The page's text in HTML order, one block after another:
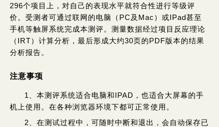
296个项目上，对自己的表现水平就符合性进行等级评
价。受测者可通过联网的电脑（PC及Mac）或iPad甚至
手机等触屏系统完成本测评。测量数据经过项目反应理论
（IRT）计算分析，最后形成大约30页的PDF版本的结果
分析报告。
注意事项
1、本测评系统适合电脑和iPAD，也适合大屏幕的手
机上使用。在各种浏览器环境下都可正常使用。
2、在测试过程中，可随时中断和退出，会自动保存已